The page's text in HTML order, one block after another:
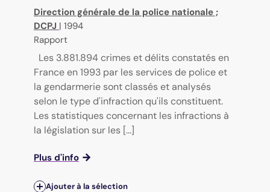
Direction générale de la police nationale ;
DCPJ | 1994
Rapport
Les 3.881.894 crimes et délits constatés en
France en 1993 par les services de police et
la gendarmerie sont classés et analysés
selon le type d'infraction qu'ils constituent.
Les statistiques concernant les infractions à
la législation sur les [...]
Plus d'info
Ajouter à la sélection